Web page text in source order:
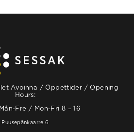
Avoinna / Öppettider / Opening
Hours:
Fre / Mon-Fri 8 – 16
Puusepänkaarre 6